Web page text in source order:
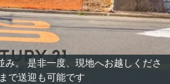
み。 是非一度、現地へお越しくださ
で送迎も可能です